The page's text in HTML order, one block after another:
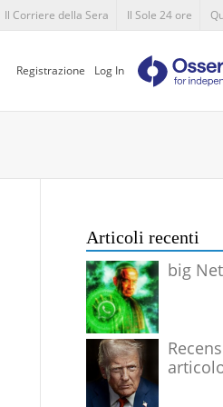
Il Corriere della Sera Il Sole 24 ore
CercaRegistrazione Log In
Articoli recenti
big